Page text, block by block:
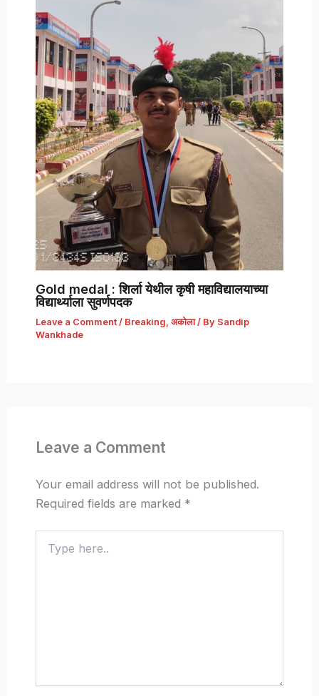
Gold medal : शिर्ला येथील कृषी महाविद्यालयाच्या
विद्यार्थ्याला सुवर्णपदक
Leave a Comment / Breaking, अकोला/ By Sandip
Wankhade
Leave a Comment
Your email address will not be published.
Required fields are marked *
here..